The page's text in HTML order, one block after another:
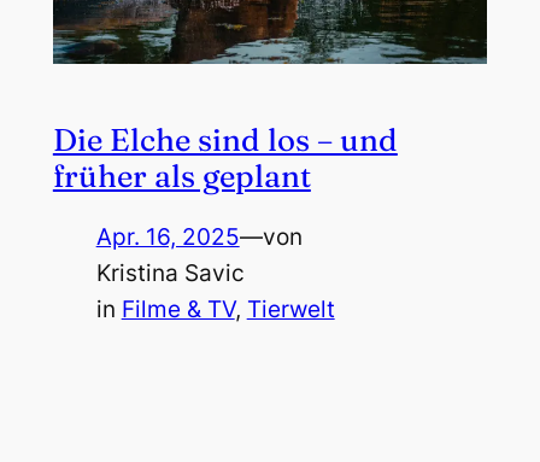
Die Elche sind los – und
früher als geplant
Apr. 16, 2025—von
Kristina Savic
in Filme & TV, Tierwelt